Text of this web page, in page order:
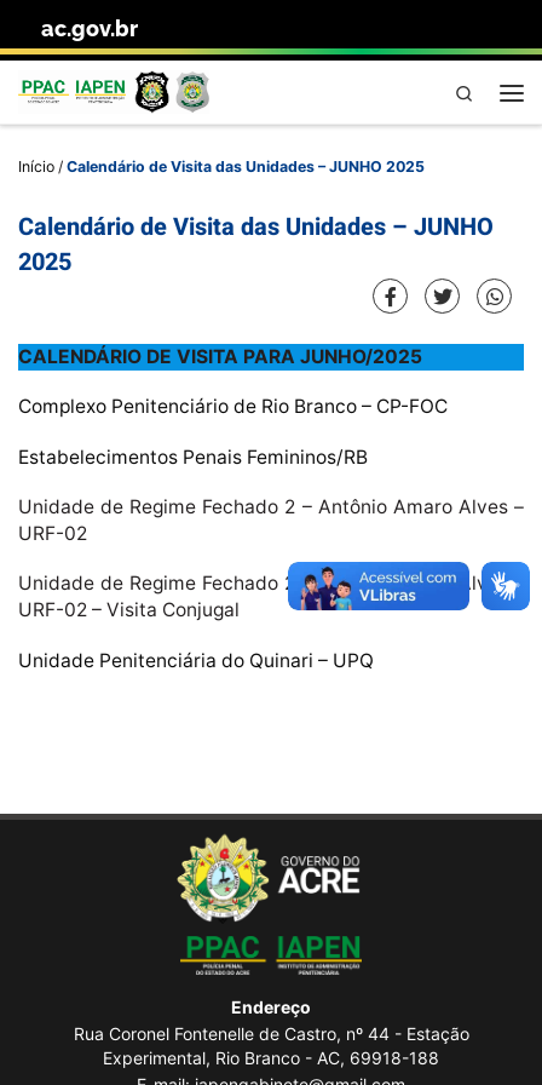
Skip to content
ac.gov.br
Pesquisa
Início / Calendário de Visita das Unidades – JUNHO 2025
Calendário de Visita das Unidades – JUNHO
2025
CALENDÁRIO DE VISITA PARA JUNHO/2025
Complexo Penitenciário de Rio Branco – CP-FOC
Estabelecimentos Penais Femininos/RB
Unidade de Regime Fechado 2 – Antônio Amaro Alves –
URF-02
Unidade de Regime Fechado 2 – Antônio Amaro Alves –
URF-02 – Visita Conjugal
Unidade Penitenciária do Quinari – UPQ
Endereço
Rua Coronel Fontenelle de Castro, nº 44 - Estação
Experimental, Rio Branco - AC, 69918-188